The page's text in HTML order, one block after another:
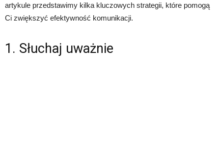
artykule przedstawimy kilka kluczowych strategii, które pomogą
Ci zwiększyć efektywność komunikacji.
1. Słuchaj uważnie